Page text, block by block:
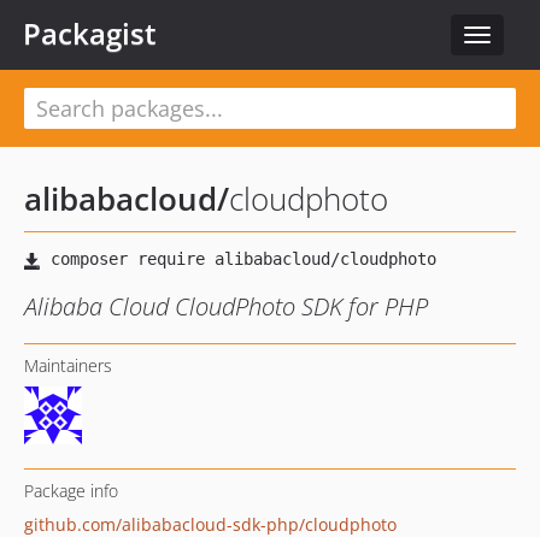
Toggle
Packagist
alibabacloud/cloudphoto
Alibaba Cloud CloudPhoto SDK for PHP
Maintainers
Package info
github.com/alibabacloud-sdk-php/cloudphoto